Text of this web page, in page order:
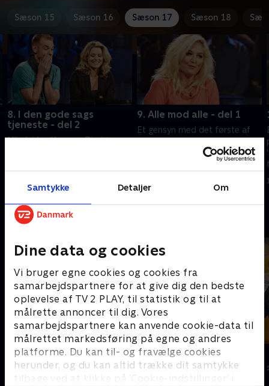
Samtykke Detaljer Om
Dine data og cookies
Vi bruger egne cookies og cookies fra
samarbejdspartnere for at give dig den bedste
oplevelse af TV 2 PLAY, til statistik og til at
målrette annoncer til dig. Vores
samarbejdspartnere kan anvende cookie-data til
målrettet markedsføring på egne og andres
platforme. Du kan til- og fravælge cookies
herunder, og du kan altid trække dit samtykke
tilbage ved at klikke på ’Cookie-indstillinger’ i
Sæson 15 Sæson 16 Sæson 17 Sæson 18
8. I den gode sags
tjeneste - del 2
Nikolaj Lie Kaas og Birgitte
det, for de to er allerede
kravlet et godt stykke op ad
5. oktober 2009 • 40 min
9. Alle mod alle - del 1
Et gensyn med det første af
da 'Hvem vil være millionær?'
fyldte ti år. I programmet bliver
Andre så også
Hvem vil være millionær?
Quiz-shows • 4 sæsoner
Lykkehjulet
Quiz-shows •